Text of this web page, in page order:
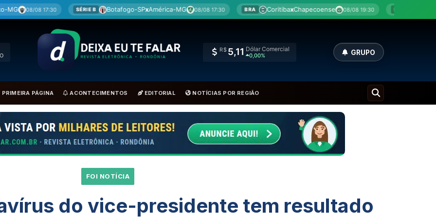
SÉRIE B Botafogo-SP xAmérica-MG 08/08 17:30 BRA CoritibaxChapecoense 08/08 19:30 BRA Botafogox Fluminense
R$ 5,11 Dólar Comercial
0,00% GRUPO
PRIMEIRA PÁGINA ACONTECIMENTOS EDITORIAL NOTÍCIAS POR REGIÃO
FOI NOTÍCIA
do vice-presidente tem resultado